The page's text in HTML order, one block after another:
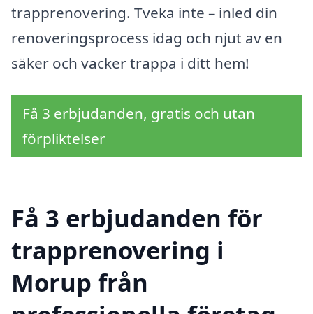
trapprenovering. Tveka inte – inled din
renoveringsprocess idag och njut av en
säker och vacker trappa i ditt hem!
Få 3 erbjudanden, gratis och utan
förpliktelser
Få 3 erbjudanden för
trapprenovering i
Morup från